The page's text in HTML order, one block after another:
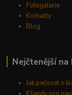
Fotogalerie
Kontakty
Blog
Nejčtenější
Jak pečovat o